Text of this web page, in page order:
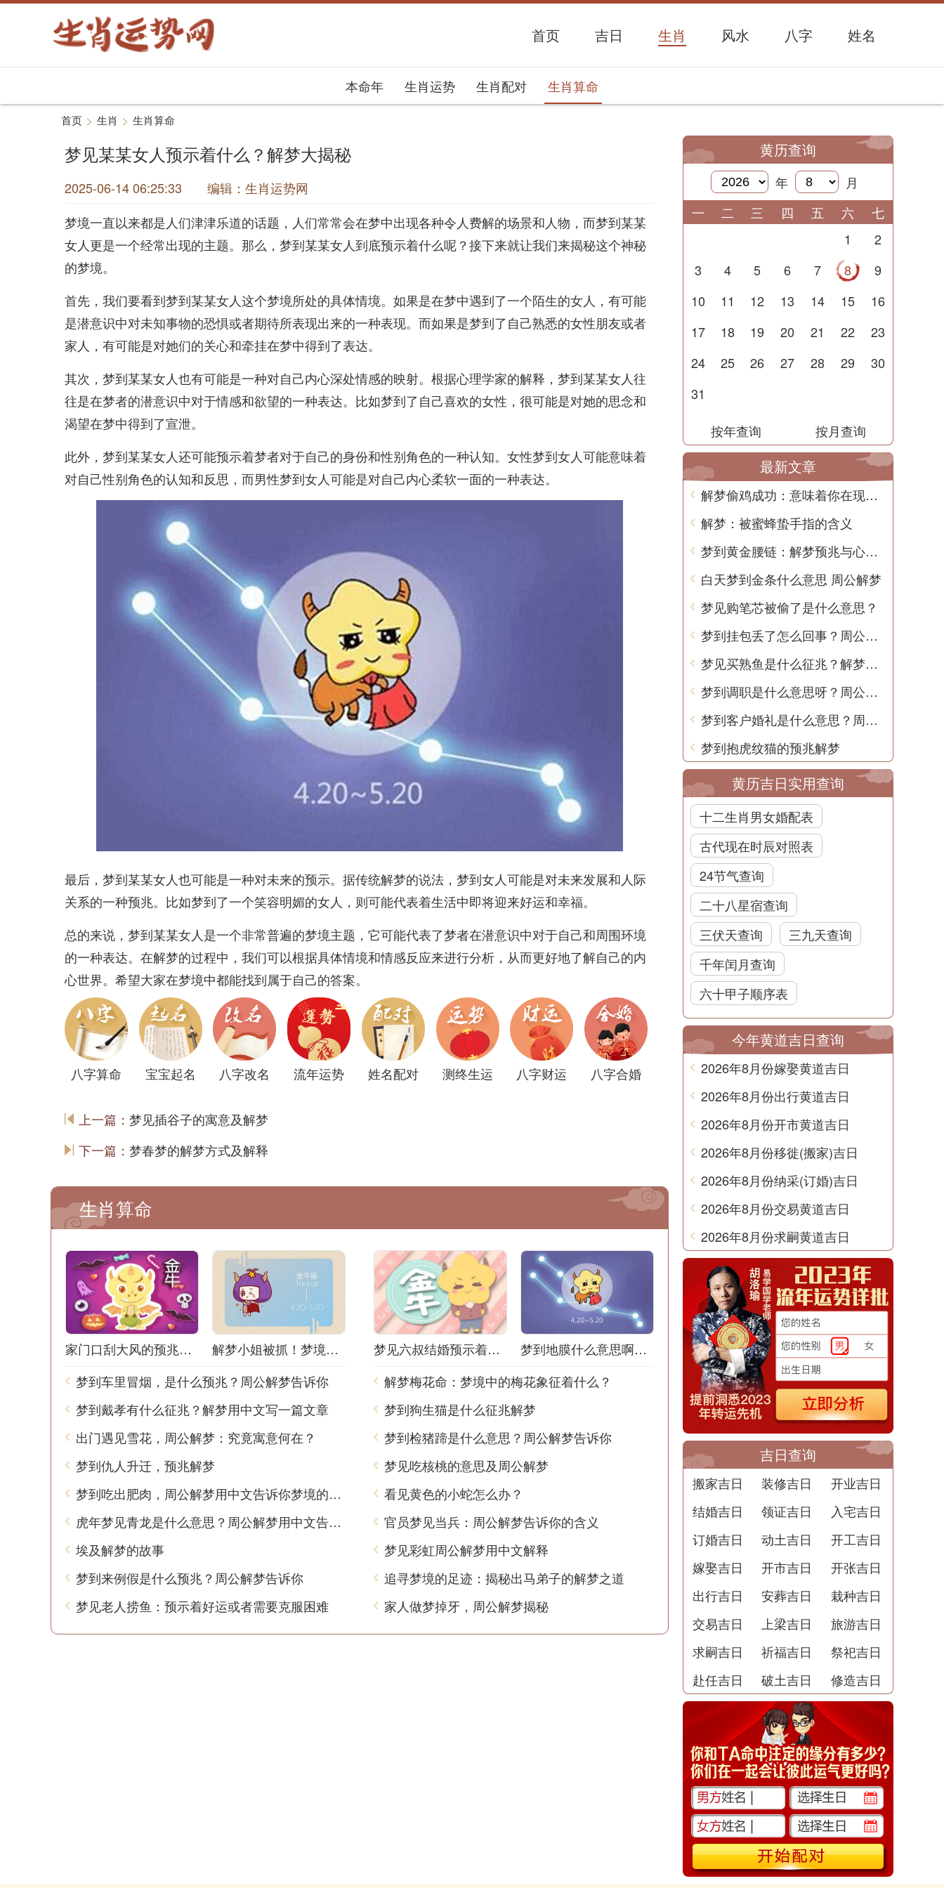
首页 吉日 生肖 风水 八字 姓名
本命年 生肖运势 生肖配对 生肖算命
首页 > 生肖 > 生肖算命
梦见某某女人预示着什么？解梦大揭秘
2025-06-14 06:25:33 编辑：生肖运势网
梦境一直以来都是人们津津乐道的话题，人们常常会在梦中出现各种令人费解的场景和人物，而梦到某某
女人更是一个经常出现的主题。那么，梦到某某女人到底预示着什么呢？接下来就让我们来揭秘这个神秘
的梦境。
首先，我们要看到梦到某某女人这个梦境所处的具体情境。如果是在梦中遇到了一个陌生的女人，有可能
是潜意识中对未知事物的恐惧或者期待所表现出来的一种表现。而如果是梦到了自己熟悉的女性朋友或者
家人，有可能是对她们的关心和牵挂在梦中得到了表达。
其次，梦到某某女人也有可能是一种对自己内心深处情感的映射。根据心理学家的解释，梦到某某女人往
往是在梦者的潜意识中对于情感和欲望的一种表达。比如梦到了自己喜欢的女性，很可能是对她的思念和
渴望在梦中得到了宣泄。
此外，梦到某某女人还可能预示着梦者对于自己的身份和性别角色的一种认知。女性梦到女人可能意味着
对自己性别角色的认知和反思，而男性梦到女人可能是对自己内心柔软一面的一种表达。
最后，梦到某某女人也可能是一种对未来的预示。据传统解梦的说法，梦到女人可能是对未来发展和人际
关系的一种预兆。比如梦到了一个笑容明媚的女人，则可能代表着生活中即将迎来好运和幸福。
总的来说，梦到某某女人是一个非常普遍的梦境主题，它可能代表了梦者在潜意识中对于自己和周围环境
的一种表达。在解梦的过程中，我们可以根据具体情境和情感反应来进行分析，从而更好地了解自己的内
心世界。希望大家在梦境中都能找到属于自己的答案。
八字算命 宝宝起名 八字改名 流年运势 姓名配对 测终生运 八字财运 八字合婚
上一篇： 梦见插谷子的寓意及解梦
下一篇： 梦春梦的解梦方式及解释
生肖算命
家门口刮大风的预兆解梦：风声鹤唳，梦境之谜
解梦小姐被抓！梦境背后隐藏着什么秘密？
梦到车里冒烟，是什么预兆？周公解梦告诉你
梦到戴孝有什么征兆？解梦用中文写一篇文章
出门遇见雪花，周公解梦：究竟寓意何在？
梦到仇人升迁，预兆解梦
梦到吃出肥肉，周公解梦用中文告诉你梦境的含义
虎年梦见青龙是什么意思？周公解梦用中文告诉你
埃及解梦的故事
梦到来例假是什么预兆？周公解梦告诉你
梦见老人捞鱼：预示着好运或者需要克服困难
梦见六叔结婚预示着什么？解梦师告诉你真相！
梦到地膜什么意思啊解梦用
解梦梅花命：梦境中的梅花象征着什么？
梦到狗生猫是什么征兆解梦
梦到检猪蹄是什么意思？周公解梦告诉你
梦见吃核桃的意思及周公解梦
看见黄色的小蛇怎么办？
官员梦见当兵：周公解梦告诉你的含义
梦见彩虹周公解梦用中文解释
追寻梦境的足迹：揭秘出马弟子的解梦之道
家人做梦掉牙，周公解梦揭秘
黄历查询
年
月
一
二 三 四 五 六
七
1
2
3
4 5 6 7 8
9
10
11 12 13 14 15
16
17
18 19 20 21 22
23
24
25 26 27 28 29
30
31
按年查询 按月查询
最新文章
解梦偷鸡成功：意味着你在现实生活中将面临好运气
解梦：被蜜蜂蛰手指的含义
梦到黄金腰链：解梦预兆与心理学解读
白天梦到金条什么意思 周公解梦
梦见购笔芯被偷了是什么意思？
梦到挂包丢了怎么回事？周公解梦用中文解释
梦见买熟鱼是什么征兆？解梦师告诉你真相
梦到调职是什么意思呀？周公解梦用中文
梦到客户婚礼是什么意思？周公解梦告诉你
梦到抱虎纹猫的预兆解梦
黄历吉日实用查询
十二生肖男女婚配表
古代现在时辰对照表
24节气查询
二十八星宿查询
三伏天查询
三九天查询
千年闰月查询
六十甲子顺序表
今年黄道吉日查询
2026年8月份嫁娶黄道吉日
2026年8月份出行黄道吉日
2026年8月份开市黄道吉日
2026年8月份移徙(搬家)吉日
2026年8月份纳采(订婚)吉日
2026年8月份交易黄道吉日
2026年8月份求嗣黄道吉日
吉日查询
搬家吉日 装修吉日
开业吉日
结婚吉日
领证吉日
入宅吉日
订婚吉日
动土吉日
开工吉日
嫁娶吉日
开市吉日
开张吉日
出行吉日
安葬吉日
栽种吉日
交易吉日
上梁吉日
旅游吉日
求嗣吉日
祈福吉日
祭祀吉日
赴任吉日
破土吉日 修造吉日